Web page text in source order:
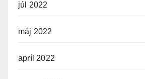
júl 2022
máj 2022
apríl 2022